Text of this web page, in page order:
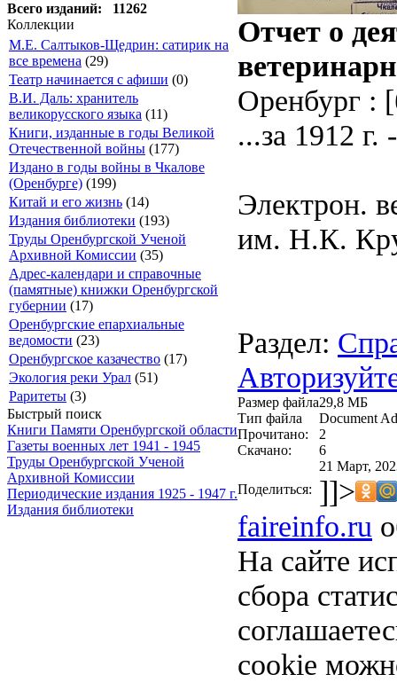
Всего изданий: 11262
Коллекции
М.Е. Салтыков-Щедрин: сатирик на
все времена (29)
Театр начинается с афиши (0)
В.И. Даль: хранитель
великорусского языка (11)
Книги, изданные в годы Великой
Отечественной войны (177)
Издано в годы войны в Чкалове
(Оренбурге) (199)
Китай и его жизнь (14)
Издания библиотеки (193)
Труды Оренбургской Ученой
Архивной Комиссии (35)
Адрес-календари и справочные
(памятные) книжки Оренбургской
губернии (17)
Оренбургские епархиальные
ведомости (23)
Оренбургское казачество (17)
Экология реки Урал (51)
Раритеты (3)
Быстрый поиск
Книги Памяти Оренбургской области
Газеты военных лет 1941 - 1945
Труды Оренбургской Ученой
Архивной Комиссии
Периодические издания 1925 - 1947 г.
Издания библиотеки
Отчет о
Оренбург :
...за 1912
Электрон.
им. Н.К.
Раздел:
Размер файла29,8 МБ
Тип файла
Document
Прочитано:
2
Скачано:
6
21 Март,
Поделиться: ]]>
faireinfo.ru
На сайте
сбора
cookie